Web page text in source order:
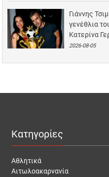
Γιάννης
γενέθλια
Κατερίνα
2026-08-05
Κατηγορίες
Αθλητικά
Αιτωλοακαρνανία